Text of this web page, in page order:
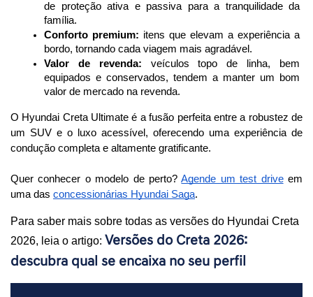
de proteção ativa e passiva para a tranquilidade da
família.
Conforto premium: itens que elevam a experiência a
bordo, tornando cada viagem mais agradável.
Valor de revenda: veículos topo de linha, bem
equipados e conservados, tendem a manter um bom
valor de mercado na revenda.
O Hyundai Creta Ultimate é a fusão perfeita entre a robustez de
um SUV e o luxo acessível, oferecendo uma experiência de
condução completa e altamente gratificante.
Quer conhecer o modelo de perto? Agende um test drive em
uma das concessionárias Hyundai Saga.
Para saber mais sobre todas as versões do Hyundai Creta
2026, leia o artigo: Versões do Creta 2026:
descubra qual se encaixa no seu perfil